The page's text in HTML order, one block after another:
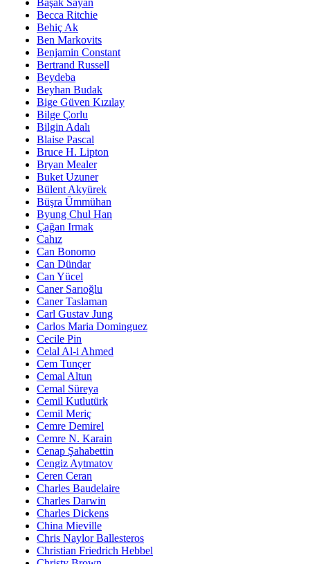
Başak Sayan
Becca Ritchie
Behiç Ak
Ben Markovits
Benjamin Constant
Bertrand Russell
Beydeba
Beyhan Budak
Bige Güven Kızılay
Bilge Çorlu
Bilgin Adalı
Blaise Pascal
Bruce H. Lipton
Bryan Mealer
Buket Uzuner
Bülent Akyürek
Büşra Ümmühan
Byung Chul Han
Çağan Irmak
Cahız
Can Bonomo
Can Dündar
Can Yücel
Caner Sarıoğlu
Caner Taslaman
Carl Gustav Jung
Carlos Maria Dominguez
Cecile Pin
Celal Al-i Ahmed
Cem Tunçer
Cemal Altun
Cemal Süreya
Cemil Kutlutürk
Cemil Meriç
Cemre Demirel
Cemre N. Karain
Cenap Şahabettin
Cengiz Aytmatov
Ceren Ceran
Charles Baudelaire
Charles Darwin
Charles Dickens
China Mieville
Chris Naylor Ballesteros
Christian Friedrich Hebbel